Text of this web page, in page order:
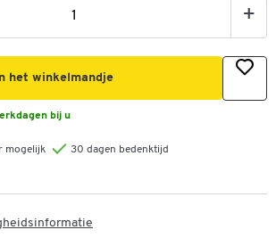
+
het winkelmandje
bij u
mogelijk
30 dagen bedenktijd